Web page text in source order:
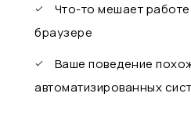
Что-то мешает
браузере
Ваше поведение
автоматизированных